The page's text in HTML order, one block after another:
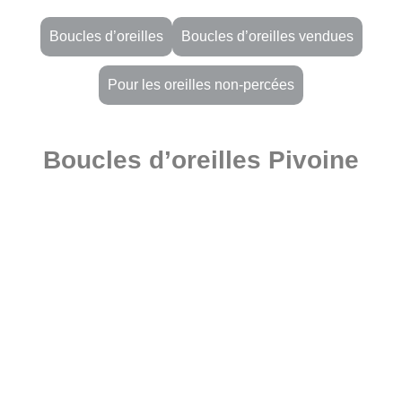
Boucles d’oreilles Boucles d’oreilles vendues
Pour les oreilles non-percées
Boucles d’oreilles Pivoine